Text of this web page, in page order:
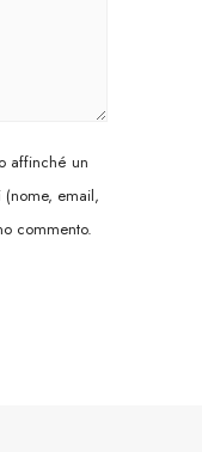
affinché un
email,
commento.